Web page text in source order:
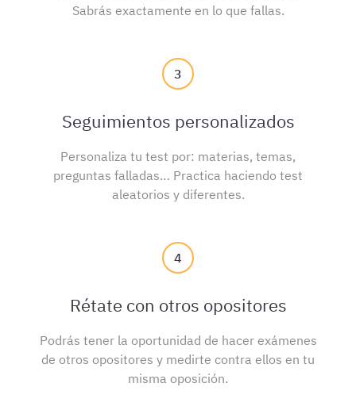
Sabrás exactamente en lo que fallas.
3
Seguimientos personalizados
Personaliza tu test por: materias, temas,
preguntas falladas… Practica haciendo test
aleatorios y diferentes.
4
Rétate con otros opositores
Podrás tener la oportunidad de hacer exámenes
de otros opositores y medirte contra ellos en tu
misma oposición.